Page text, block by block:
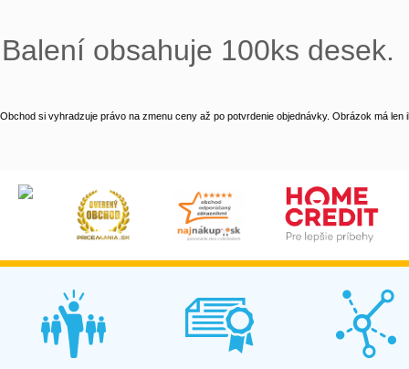
Balení obsahuje 100ks desek.
Obchod si vyhradzuje právo na zmenu ceny až po potvrdenie objednávky. Obrázok má len